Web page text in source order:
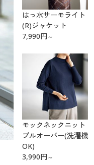
はっ水サーモライト
(R)ジャケット
7,990円～
モックネックニット
プルオーバー(洗濯機
OK)
3,990円～